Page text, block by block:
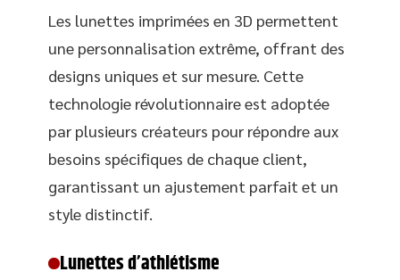
Les lunettes imprimées en 3D permettent
une personnalisation extrême, offrant des
designs uniques et sur mesure. Cette
technologie révolutionnaire est adoptée
par plusieurs créateurs pour répondre aux
besoins spécifiques de chaque client,
garantissant un ajustement parfait et un
style distinctif.
Lunettes d’athlétisme